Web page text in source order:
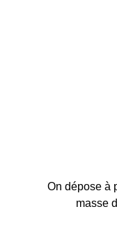
On dépose à
masse